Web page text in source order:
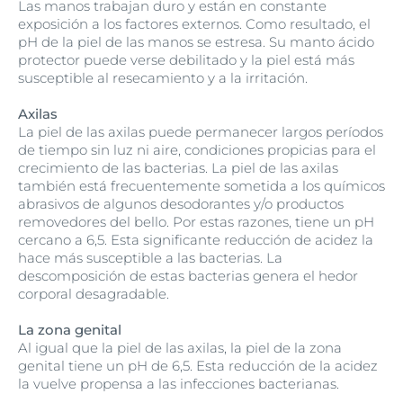
Las manos trabajan duro y están en constante
exposición a los factores externos. Como resultado, el
pH de la piel de las manos se estresa. Su manto ácido
protector puede verse debilitado y la piel está más
susceptible al resecamiento y a la irritación.
Axilas
La piel de las axilas puede permanecer largos períodos
de tiempo sin luz ni aire, condiciones propicias para el
crecimiento de las bacterias. La piel de las axilas
también está frecuentemente sometida a los químicos
abrasivos de algunos desodorantes y/o productos
removedores del bello. Por estas razones, tiene un pH
cercano a 6,5. Esta significante reducción de acidez la
hace más susceptible a las bacterias. La
descomposición de estas bacterias genera el hedor
corporal desagradable.
La zona genital
Al igual que la piel de las axilas, la piel de la zona
genital tiene un pH de 6,5. Esta reducción de la acidez
la vuelve propensa a las infecciones bacterianas.